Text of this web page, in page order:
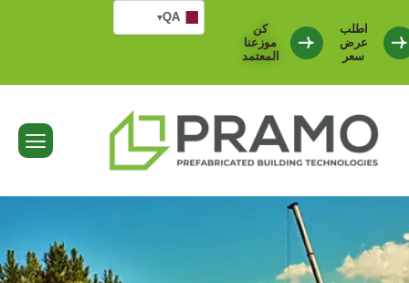
اطلب
عرض
سعر
كن
موزعنا
المعتمد
QA
▾